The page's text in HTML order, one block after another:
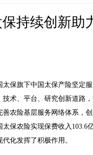
持续创新助
太保旗下中国太保产险坚定
技术、平台、研究创新道路
善农险基层服务网络体系，
太保农险实现保费收入103.6
化发挥了积极作用。